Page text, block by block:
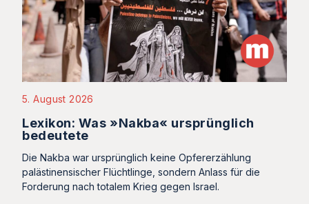
5. August 2026
Lexikon: Was »Nakba« ursprünglich
bedeutete
Die Nakba war ursprünglich keine Opfererzählung
palästinensischer Flüchtlinge, sondern Anlass für die
Forderung nach totalem Krieg gegen Israel.